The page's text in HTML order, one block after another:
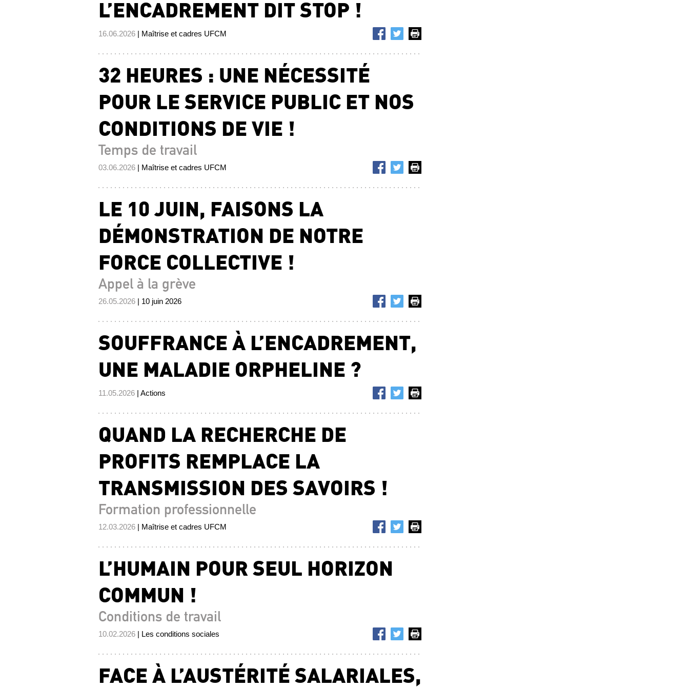
L’ENCADREMENT DIT STOP !
16.06.2026 | Maîtrise et cadres UFCM
32 HEURES : UNE NÉCESSITÉ
POUR LE SERVICE PUBLIC ET NOS
CONDITIONS DE VIE !
Temps de travail
03.06.2026 | Maîtrise et cadres UFCM
LE 10 JUIN, FAISONS LA
DÉMONSTRATION DE NOTRE
FORCE COLLECTIVE !
Appel à la grève
26.05.2026 | 10 juin 2026
SOUFFRANCE À L’ENCADREMENT,
UNE MALADIE ORPHELINE ?
11.05.2026 | Actions
QUAND LA RECHERCHE DE
PROFITS REMPLACE LA
TRANSMISSION DES SAVOIRS !
Formation professionnelle
12.03.2026 | Maîtrise et cadres UFCM
L’HUMAIN POUR SEUL HORIZON
COMMUN !
Conditions de travail
10.02.2026 | Les conditions sociales
FACE À L’AUSTÉRITÉ SALARIALES,